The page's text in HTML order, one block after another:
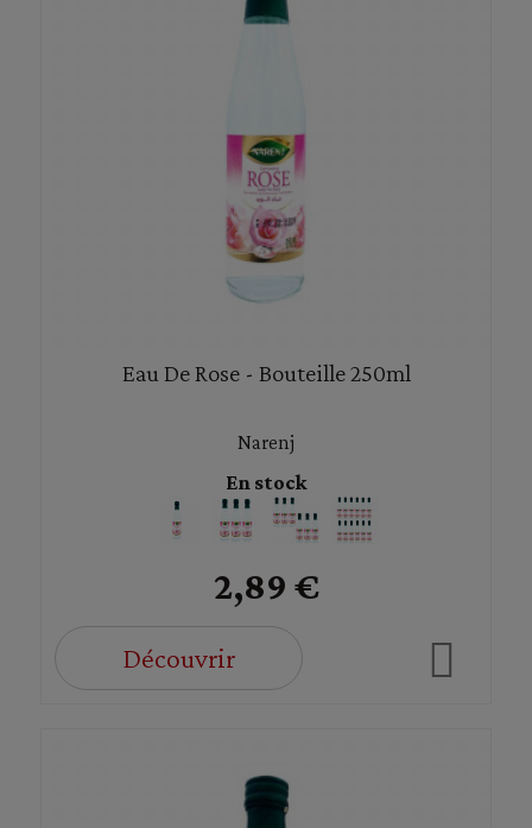
Eau De Rose - Bouteille 250ml
Narenj
En stock
2,89 €
Découvrir